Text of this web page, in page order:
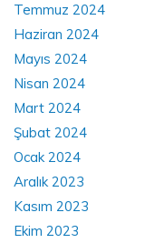
Temmuz 2024
Haziran 2024
Mayıs 2024
Nisan 2024
Mart 2024
Şubat 2024
Ocak 2024
Aralık 2023
Kasım 2023
Ekim 2023